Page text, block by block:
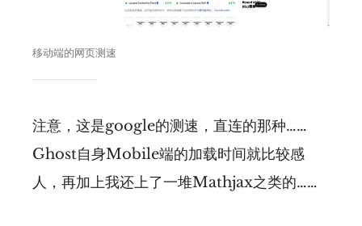
移动端的网页测速
注意，这是google的测速，直连的那种……
Ghost自身Mobile端的加载时间就比较感
人，再加上我还上了一堆Mathjax之类的……